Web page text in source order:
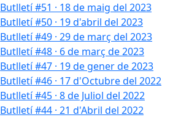
Butlletí #51 · 18 de maig del 2023
Butlletí #50 · 19 d'abril del 2023
Butlletí #49 · 29 de març del 2023
Butlletí #48 · 6 de març de 2023
Butlletí #47 · 19 de gener de 2023
Butlletí #46 · 17 d'Octubre del 2022
Butlletí #45 · 8 de Juliol del 2022
Butlletí #44 · 21 d'Abril del 2022